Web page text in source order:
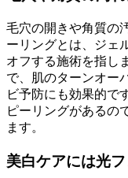
毛穴の開きや角質の
ーリングとは、ジェ
オフする施術を指し
で、肌のターンオー
ビ予防にも効果的で
ピーリングがあるの
ます。
美白ケアには光